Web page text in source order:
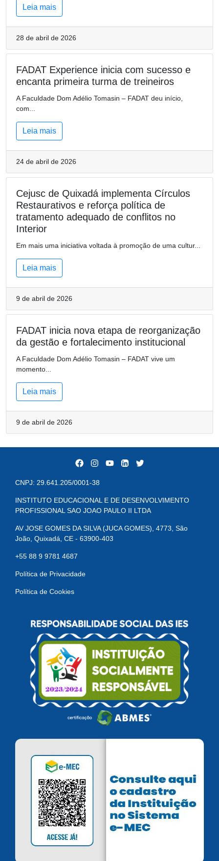
Leia mais
28 de abril de 2026
FADAT Experience inicia com sucesso e
encanta primeira turma de treineiros
A Faculdade Dom Adélio Tomasin – FADAT deu início,
com...
Leia mais
24 de abril de 2026
Cejusc de Quixadá implementa Círculos
Restaurativos e reforça política de
tratamento adequado de conflitos no
Interior
Em mais uma iniciativa voltada à promoção de uma cultur...
Leia mais
9 de abril de 2026
FADAT inicia nova etapa de reorganização
da gestão e fortalecimento institucional
A Faculdade Dom Adélio Tomasin – FADAT vive um
momento...
Leia mais
9 de abril de 2026
CNPJ: 29.641.205/0001-38
INSTITUTO EDUCACIONAL E DE DESENVOLVIMENTO
PROFISSIONAL SAO JOAO PAULO II LTDA
AV JOSE GOMES DA SILVA (JUCA GOMES), 4773, São
João, Quixadá, CE - 63900-403
+55 88 9 9781 4687
Política de Privacidade
Política de Cookies